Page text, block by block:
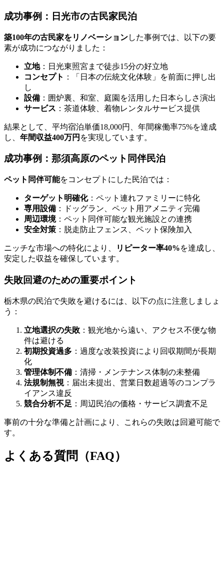
成功事例：日光市の古民家民泊
築100年の古民家をリノベーションした事例では、以下の要
素が成功につながりました：
立地：日光東照宮まで徒歩15分の好立地
コンセプト ：「日本の伝統文化体験」を前面に押し出
し
設備 ：囲炉裏、和室、庭園を活用した日本らしさ演出
サービス ：茶道体験、着物レンタルサービス提供
結果として、平均宿泊単価18,000円、年間稼働率75%を達成
し、 年間収益400万円 を実現しています。
成功事例：那須高原のペット同伴民泊
ペット同伴可能をコンセプトにした民泊では：
ターゲット明確化：ペット連れファミリーに特化
専用設備 ：ドッグラン、ペット用アメニティ完備
周辺環境：ペット同伴可能な観光施設との連携
安全対策 ：脱走防止フェンス、ペット保険加入
ニッチな市場への特化により、 リピーター率40%を達成し、
安定した収益を確保しています。
失敗回避のための重要ポイント
栃木県の民泊で失敗を避けるには、以下の点に注意しましょ
う：
立地選択の失敗 ：観光地から遠い、アクセス不便な物
件は避ける
初期投資過多 ：過度な改装投資により回収期間が長期
化
管理体制不備 ：清掃・メンテナンス体制の未整備
法規制無視：届出未提出、営業日数超過等のコンプラ
イアンス違反
競合分析不足 ：周辺民泊の価格・サービス調査不足
事前の十分な準備と計画により、これらの失敗は回避可能で
す。
よくある質問（FAQ）